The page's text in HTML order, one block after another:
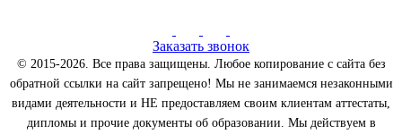
Заказать звонок
© 2015-2026. Все права защищены. Любое копирование с сайта без
обратной ссылки на сайт запрещено! Мы не занимаемся незаконными
видами деятельности и НЕ предоставляем своим клиентам аттестаты,
дипломы и прочие документы об образовании. Мы действуем в